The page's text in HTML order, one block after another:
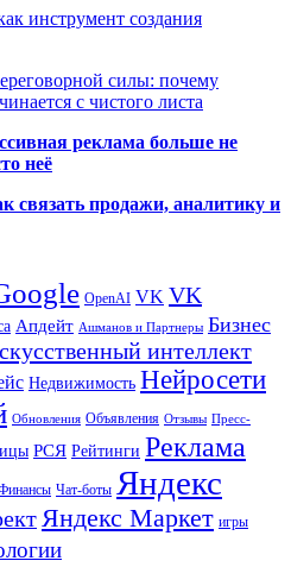
инструмент создания
силы: почему
с чистого листа
реклама больше не
неё
связать продажи, аналитику и
OpenAI VK VK
Апдейт Ашманов и Партнеры Бизнес
интеллект
Недвижимость Нейросети
Обновления Объявления Отзывы Пресс-
РСЯ Рейтинги Реклама
Чат-боты Яндекс
Яндекс Маркет игры